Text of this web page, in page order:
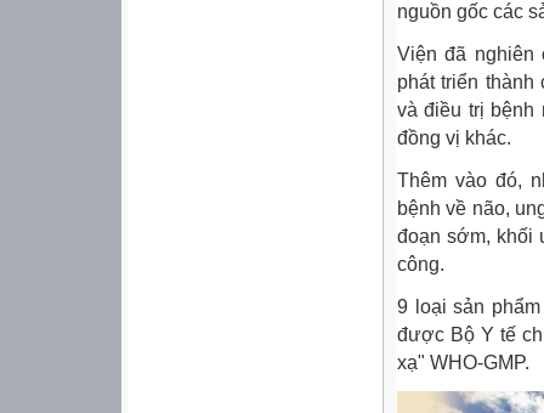
nguồn gốc các
Viện đã nghiên
phát triển thành
và điều trị bệnh
đồng vị khác.
Thêm vào đó,
bệnh về não,
đoạn sớm, khối
công.
9 loại sản
được Bộ Y tế
xạ" WHO-GMP.